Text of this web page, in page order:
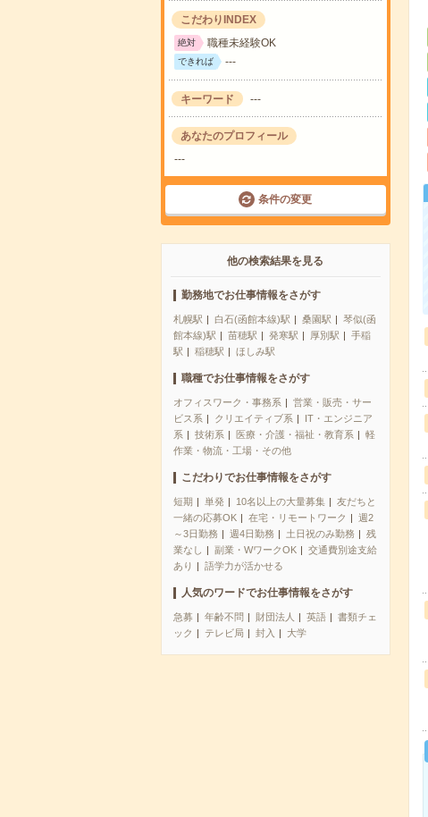
こだわりINDEX
絶対 職種未経験OK
できれば ---
キーワード ---
あなたのプロフィール
---
条件の変更
他の検索結果を見る
勤務地でお仕事情報をさがす
札幌駅 白石(函館本線)駅 桑園駅
琴似(函
館本線)駅
苗穂駅 発寒駅 厚別駅
手稲
駅
稲穂駅 ほしみ駅
職種でお仕事情報をさがす
オフィスワーク・事務系
営業・販売・サー
ビス系
クリエイティブ系
IT・エンジニア
系
技術系 医療・介護・福祉・教育系
軽
作業・物流・工場・その他
こだわりでお仕事情報をさがす
短期 単発 10名以上の大量募集
友だちと
一緒の応募OK
在宅・リモートワーク
週2
～3日勤務
週4日勤務 土日祝のみ勤務
残
業なし
副業・WワークOK
交通費別途支給
あり
語学力が活かせる
人気のワードでお仕事情報をさがす
急募 年齢不問 財団法人 英語
書類チェ
ック
テレビ局 封入 大学